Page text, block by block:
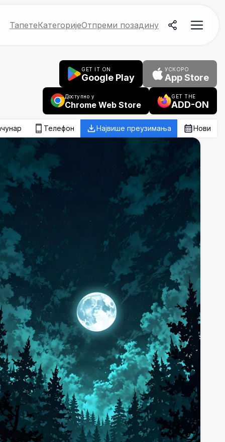
ТапетеКатегоријеОтпреми позадину
GET IT ON
Google Play
УСКОРО
App Store
Доступно у
Chrome Web Store
GET THE
ADD-ON
Телефон Највише преузимања Нови